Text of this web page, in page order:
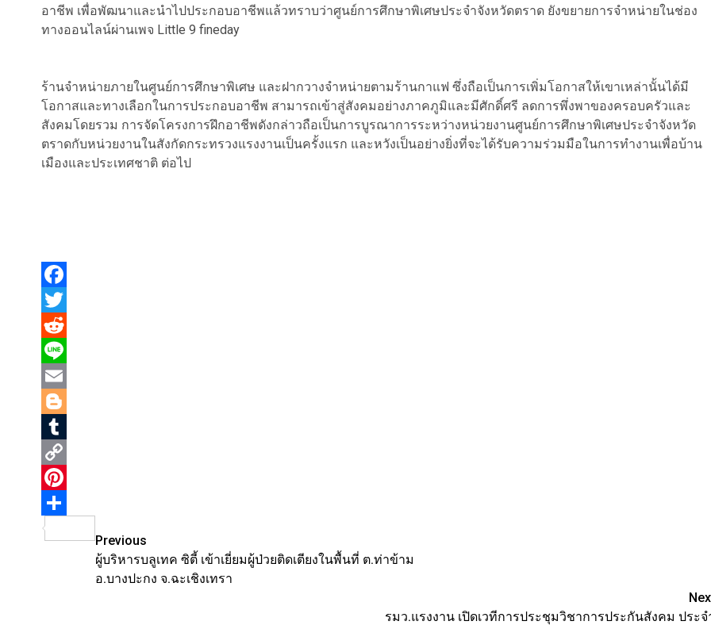
อาชีพ เพื่อพัฒนาและนำไปประกอบอาชีพแล้วทราบว่าศูนย์การศึกษาพิเศษประจำจังหวัดตราด ยังขยายการจำหน่ายในช่อง
ทางออนไลน์ผ่านเพจ Little 9 fineday
ร้านจำหน่ายภายในศูนย์การศึกษาพิเศษ และฝากวางจำหน่ายตามร้านกาแฟ ซึ่งถือเป็นการเพิ่มโอกาสให้เขาเหล่านั้นได้มี
โอกาสและทางเลือกในการประกอบอาชีพ สามารถเข้าสู่สังคมอย่างภาคภูมิและมีศักดิ์ศรี ลดการพึ่งพาของครอบครัวและ
สังคมโดยรวม การจัดโครงการฝึกอาชีพดังกล่าวถือเป็นการบูรณาการระหว่างหน่วยงานศูนย์การศึกษาพิเศษประจำจังหวัด
ตราดกับหน่วยงานในสังกัดกระทรวงแรงงานเป็นครั้งแรก และหวังเป็นอย่างยิ่งที่จะได้รับความร่วมมือในการทำงานเพื่อบ้าน
เมืองและประเทศชาติ ต่อไป
Facebook
Twitter
Reddit
Line
Email
Blogger
Tumblr
Copy
Link
Pinterest
Post
navigation
Previous
ผู้บริหารบลูเทค ซิตี้ เข้าเยี่ยมผู้ป่วยติดเตียงในพื้นที่ ต.ท่าข้าม
อ.บางปะกง จ.ฉะเชิงเทรา
รมว.แรงงาน เปิดเวทีการประชุมวิชาการประกันสังคม ประจ